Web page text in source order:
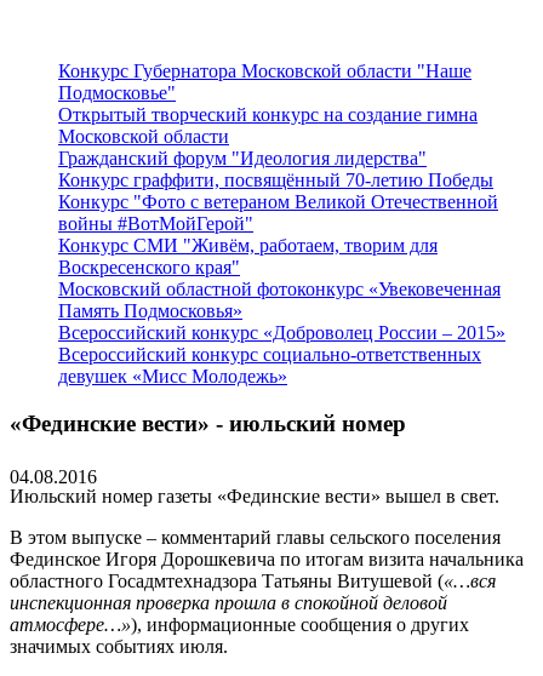
Конкурс Губернатора Московской области "Наше
Подмосковье"
Открытый творческий конкурс на создание гимна
Московской области
Гражданский форум "Идеология лидерства"
Конкурс граффити, посвящённый 70-летию Победы
Конкурс "Фото с ветераном Великой Отечественной
войны #ВотМойГерой"
Конкурс СМИ "Живём, работаем, творим для
Воскресенского края"
Московский областной фотоконкурс «Увековеченная
Память Подмосковья»
Всероссийский конкурс «Доброволец России – 2015»
Всероссийский конкурс социально-ответственных
девушек «Мисс Молодежь»
«Фединские вести» - июльский номер
04.08.2016
Июльский номер газеты «Фединские вести» вышел в свет.
В этом выпуске – комментарий главы сельского поселения
Фединское Игоря Дорошкевича по итогам визита начальника
областного Госадмтехнадзора Татьяны Витушевой («…вся
инспекционная проверка прошла в спокойной деловой
атмосфере…»), информационные сообщения о других
значимых событиях июля.